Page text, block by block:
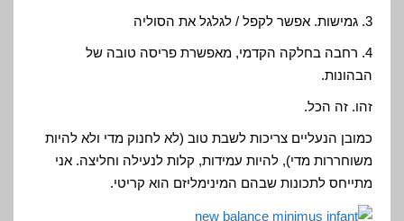
3. גמישות. אפשר לקפל / לגלגל את הסוליה
4. רחבה בחלקה הקדמי, מאפשרת פריסה טובה של
הבהונות.
זהו. זה הכל.
כמובן הנעליים צריכות לשבת טוב (לא לחנוק מדי ולא להיות
משוחררות מדי), להיות עמידות, קלות לנעילה וחליצה. אני
מתייחס לתכונות שבהם המינימליזם הוא קריטי.